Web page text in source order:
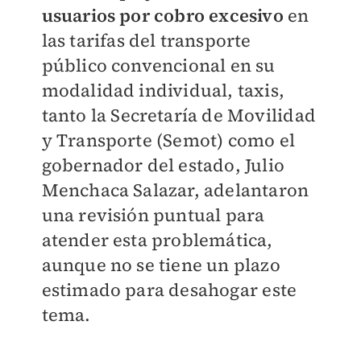
usuarios por cobro excesivo en
las tarifas del transporte
público convencional en su
modalidad individual, taxis,
tanto la Secretaría de Movilidad
y Transporte (Semot) como el
gobernador del estado, Julio
Menchaca Salazar, adelantaron
una revisión puntual para
atender esta problemática,
aunque no se tiene un plazo
estimado para desahogar este
tema.